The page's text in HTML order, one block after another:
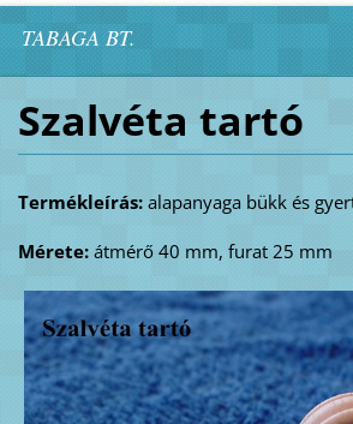
TABAGA BT.
Szalvéta tartó
Termékleírás: alapanyaga bükk és
Mérete:átmérő 40 mm, furat 25 mm